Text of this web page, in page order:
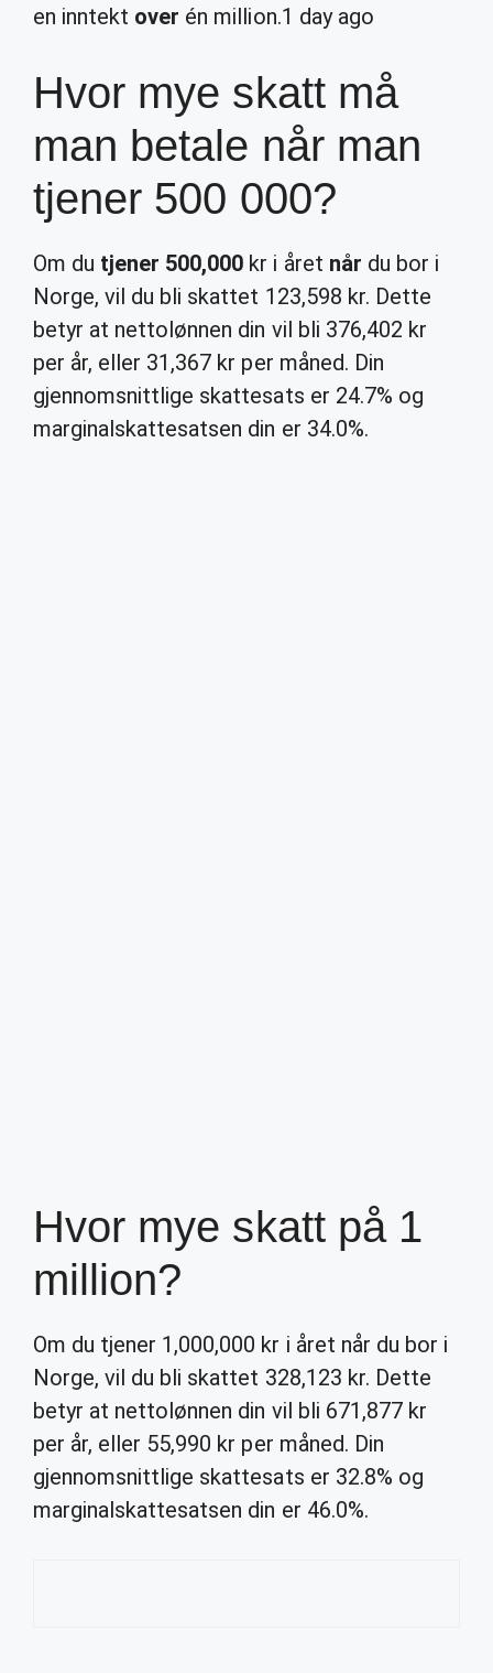
en inntekt over én million.1 day ago
Hvor mye skatt må
man betale når man
tjener 500 000?
Om du tjener 500,000 kr i året når du bor i
Norge, vil du bli skattet 123,598 kr. Dette
betyr at nettolønnen din vil bli 376,402 kr
per år, eller 31,367 kr per måned. Din
gjennomsnittlige skattesats er 24.7% og
marginalskattesatsen din er 34.0%.
Hvor mye skatt på 1
million?
Om du tjener 1,000,000 kr i året når du bor i
Norge, vil du bli skattet 328,123 kr. Dette
betyr at nettolønnen din vil bli 671,877 kr
per år, eller 55,990 kr per måned. Din
gjennomsnittlige skattesats er 32.8% og
marginalskattesatsen din er 46.0%.